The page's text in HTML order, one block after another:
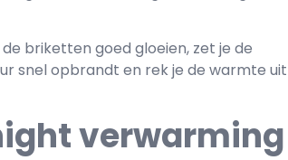
briketten goed gloeien, zet je de
snel opbrandt en rek je de warmte uit
verwarming